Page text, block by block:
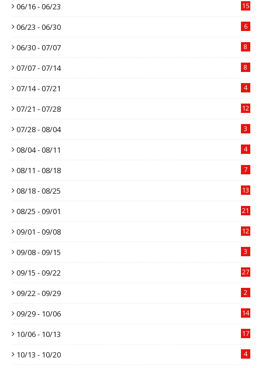
06/16 - 06/23 15
06/23 - 06/30 6
06/30 - 07/07 8
07/07 - 07/14 8
07/14 - 07/21 4
07/21 - 07/28 12
07/28 - 08/04 3
08/04 - 08/11 4
08/11 - 08/18 7
08/18 - 08/25 13
08/25 - 09/01 21
09/01 - 09/08 12
09/08 - 09/15 3
09/15 - 09/22 27
09/22 - 09/29 2
09/29 - 10/06 14
10/06 - 10/13 17
10/13 - 10/20 4